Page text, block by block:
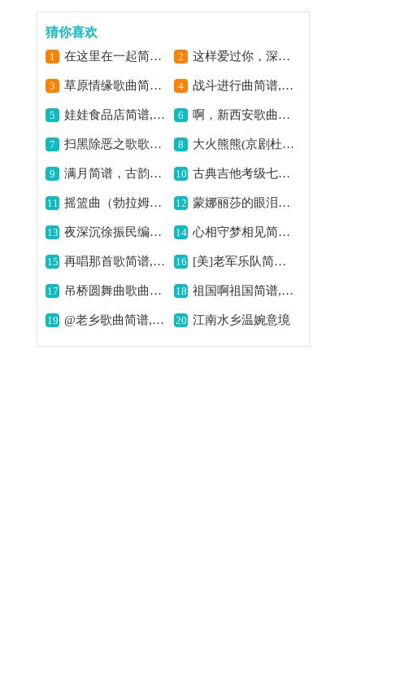
猜你喜欢
1 在这里在一起简谱,传递相聚温情 2 这样爱过你，深情动人旋律,
3 草原情缘歌曲简谱,诉说草原的爱恋 4 战斗进行曲简谱,激昂战斗之歌
5 娃娃食品店简谱,童趣满满的歌曲 6 啊，新西安歌曲简谱,展现西安新风貌
7 扫黑除恶之歌歌曲简谱,彰显正义之旋律 8 大火熊熊(京剧杜鹃山雷刚唱段)简谱京剧,展现英雄豪情
9 满月简谱，古韵悠扬动人 10 古典吉他考级七级外国乐曲A组吉他谱六线谱,展现异域音乐风情
11 摇篮曲（勃拉姆斯曲）简谱,经典的舒缓之作 12 蒙娜丽莎的眼泪钢琴谱,经典歌曲饱含深情
13 夜深沉徐振民编曲版,经典深沉韵味足 14 心相守梦相见简谱,传递深情爱意
15 再唱那首歌简谱,重温旧日情怀 16 [美]老军乐队简谱,独特音乐风格展现
17 吊桥圆舞曲歌曲简谱,旋律浪漫动人 18 祖国啊祖国简谱,深情颂祖国之情
19 @老乡歌曲简谱,唤起乡情记忆 20 江南水乡温婉意境